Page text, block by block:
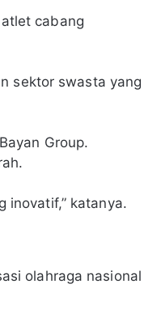
cabang
sektor swasta yang
Group.
inovatif,” katanya.
olahraga nasional